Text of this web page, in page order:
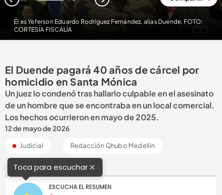
Él es Yeferson Eduardo Rodríguez Fernández, alias Duende. FOTO:
CORTESÍA FISCALÍA
El Duende pagará 40 años de cárcel por
homicidio en Santa Mónica
Un juez lo condenó tras hallarlo culpable en el asesinato
de un hombre que se encontraba en un local comercial.
Los hechos ocurrieron en mayo de 2025.
12 de mayo de 2026
Judicial Redacción Qhubo Medellin
Toca para escuchar×
ESCUCHA EL RESUMEN